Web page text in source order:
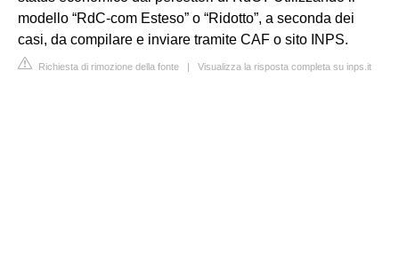
modello “RdC-com Esteso” o “Ridotto”, a seconda dei
casi, da compilare e inviare tramite CAF o sito INPS.
Richiesta di rimozione della fonte | Visualizza la risposta completa su inps.it